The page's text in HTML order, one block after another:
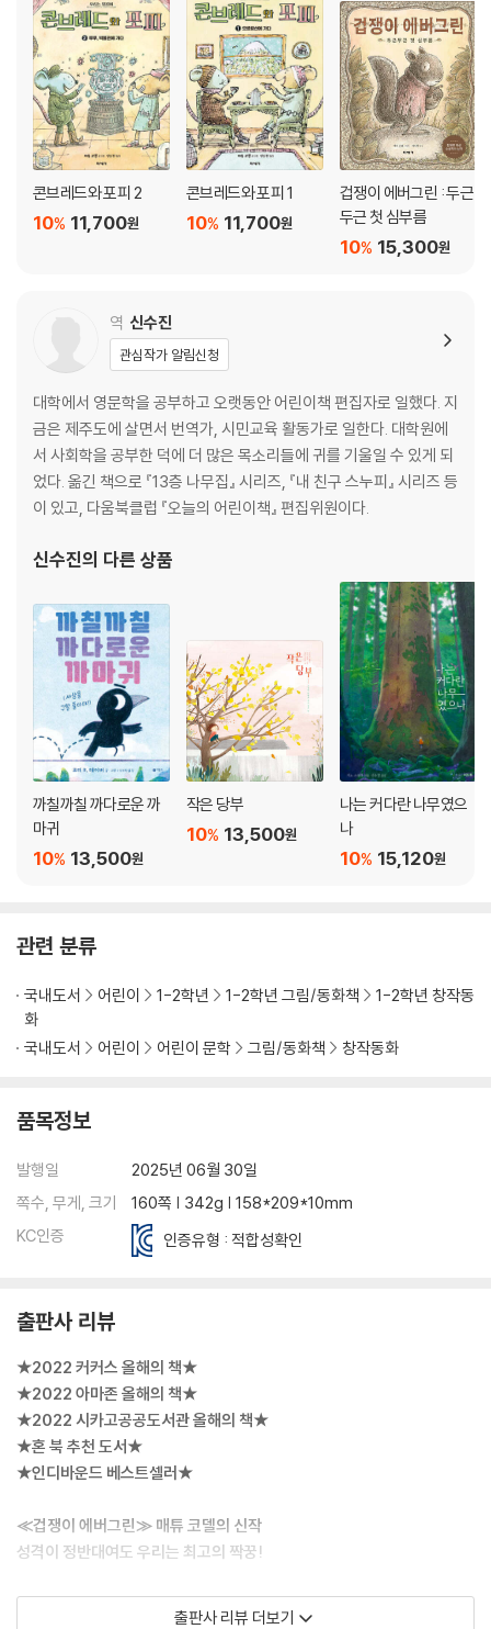
콘브레드와 포피 2
11,700원
10%
콘브레드와 포피 1
11,700원
10%
겁쟁이 에버그린 : 두근
두근 첫 심부름
15,300원
10%
역 신수진
관심작가 알림신청
대학에서 영문학을 공부하고 오랫동안 어린이책 편집자로 일했다. 지
금은 제주도에 살면서 번역가, 시민교육 활동가로 일한다. 대학원에
서 사회학을 공부한 덕에 더 많은 목소리들에 귀를 기울일 수 있게 되
었다. 옮긴 책으로 『13층 나무집』 시리즈, 『내 친구 스누피』 시리즈 등
이 있고, 다움북클럽 『오늘의 어린이책』 편집위원이다.
신수진의 다른 상품
까칠까칠 까다로운 까
마귀
13,500원
10%
작은 당부
13,500원
10%
나는 커다란 나무였으
나
15,120원
10%
관련 분류
국내도서 어린이 1-2학년 1-2학년 그림/동화책
1-2학년 창작동
화
국내도서
어린이 어린이 문학 그림/동화책 창작동화
품목정보
발행일
2025년 06월 30일
쪽수, 무게, 크기
160쪽 | 342g | 158*209*10mm
KC인증
인증유형 : 적합성확인
출판사 리뷰
★2022 커커스 올해의 책★
★2022 아마존 올해의 책★
★2022 시카고공공도서관 올해의 책★
★혼 북 추천 도서★
★인디바운드 베스트셀러★
≪겁쟁이 에버그린≫ 매튜 코델의 신작
성격이 정반대여도 우리는 최고의 짝꿍!
≪콘브레드와 포피 ①으르렁산에 가다≫는 매튜 코델 작가의 저학년 동
출판사 리뷰 더보기